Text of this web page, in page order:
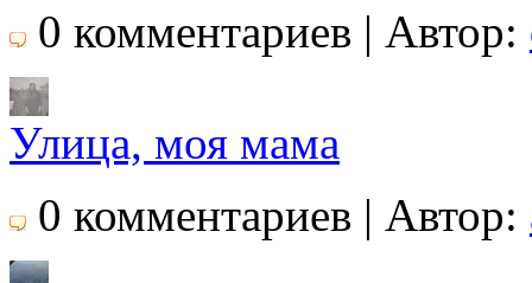
0 комментариев | Автор:
Улица, моя мама
0 комментариев | Автор: